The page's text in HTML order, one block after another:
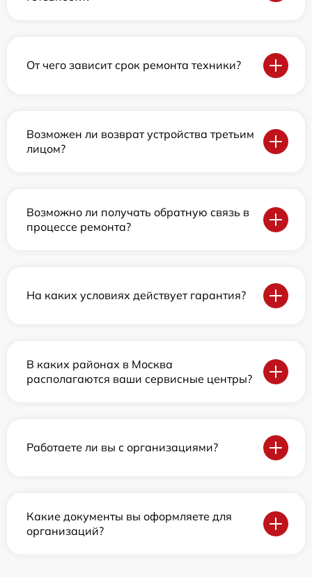
От чего зависит срок ремонта техники?
Возможен ли возврат устройства третьим
лицом?
Возможно ли получать обратную связь в
процессе ремонта?
На каких условиях действует гарантия?
В каких районах в Москва
располагаются ваши сервисные центры?
Работаете ли вы с организациями?
Какие документы вы оформляете для
организаций?